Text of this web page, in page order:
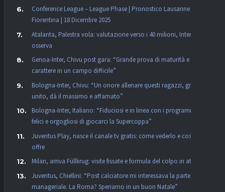
Conference League – League Phase | Pronostico Lausanne vs
Fiorentina | 18 Dicembre 2025
Atalanta, Palestra vola: valutazione verso i 40 milioni, Inter
osserva
Genoa-Inter, Chivu post gara: “Grande prova di maturità e
carattere in un campo difficile”
Bologna-Inter, Chivu: “Un onore allenare questi ragazzi, gruppo
unito, dà il massimo e affamato”
Bologna-Inter, Italiano: “Fiduciosi e in linea con i programmi,
felici e orgogliosi di giocarci la Supercoppa”
Juventus Play, nasce il canale tv gratis: come vederlo e cosa
offre
Milan, arriva Füllkrug: visite fissate e formula del colpo in attacco
Juventus, Chiellini: “Post calciatore mi interessava la parte
manageriale. La Roma? Speriamo in un buon Natale”